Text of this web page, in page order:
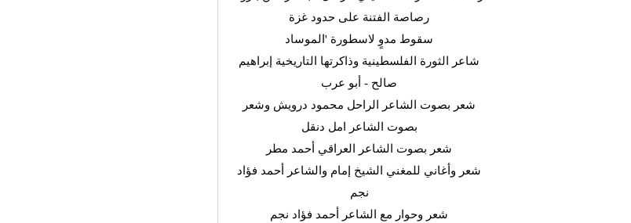
رصاصة الفتنة على حدود غزة
سقوط مدوٍ لاسطورة 'الموساد
شاعر الثورة الفلسطينية وذاكرتها التاريخية إبراهيم
صالح - أبو عرب
شعر بصوت الشاعر الراحل محمود درويش وشعر
بصوت الشاعر امل دنقل
شعر بصوت الشاعر العراقي أحمد مطر
شعر وأغاني للمغني الشيخ إمام والشاعر أحمد فؤاد
نجم
شعر وحوار مع الشاعر أحمد فؤاد نجم